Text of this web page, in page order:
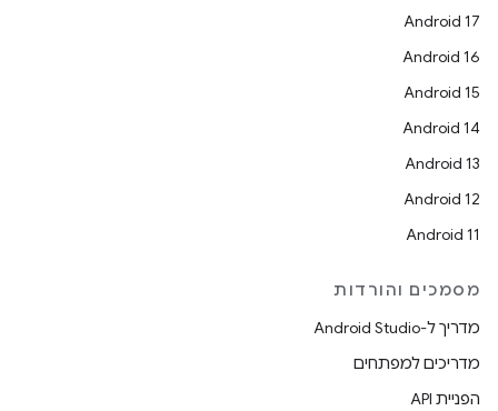
Android 17
Android 16
Android 15
Android 14
Android 13
Android 12
Android 11
מסמכים והורדות
מדריך ל-Android Studio
מדריכים למפתחים
הפניית API